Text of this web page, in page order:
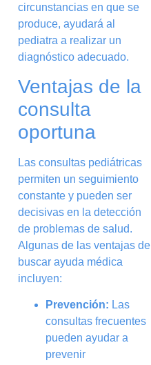
circunstancias en que se
produce, ayudará al
pediatra a realizar un
diagnóstico adecuado.
Ventajas de la
consulta
oportuna
Las consultas pediátricas
permiten un seguimiento
constante y pueden ser
decisivas en la detección
de problemas de salud.
Algunas de las ventajas de
buscar ayuda médica
incluyen:
Prevención: Las
consultas frecuentes
pueden ayudar a
prevenir